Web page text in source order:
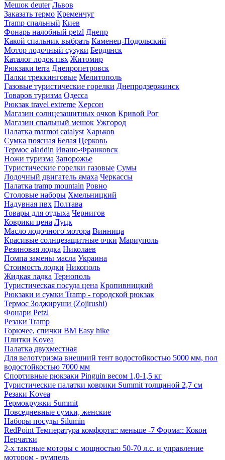
Мешок deuter Львов
Заказать термо Кременчуг
Tramp спальный Киев
Фонарь налобный petzl Днепр
Какой спальник выбрать Каменец-Подольский
Мотор лодочный сузуки Бердянск
Каталог лодок пвх Житомир
Рюкзаки terra Днепропетровск
Палки треккинговые Мелитополь
Газовые туристические горелки Днепродзержинск
Товаров туризма Одесса
Рюкзак travel extreme Херсон
Магазин солнцезащитных очков Кривой Рог
Магазин спальный мешок Ужгород
Палатка marmot catalyst Харьков
Сумка поясная Белая Церковь
Термос aladdin Ивано-Франковск
Ножи туризма Запорожье
Туристические горелки газовые Сумы
Лодочный двигатель ямаха Черкассы
Палатка tramp mountain Ровно
Столовые наборы Хмельницкий
Надувная пвх Полтава
Товары для отдыха Чернигов
Коврики цена Луцк
Масло лодочного мотора Винница
Красивые солнцезащитные очки Мариуполь
Резиновая лодка Николаев
Помпа замены масла Украина
Стоимость лодки Никополь
Жидкая ладка Тернополь
Туристическая посуда цена Кропивницкий
Рюкзаки и сумки Tramp - городской рюкзак
Термос Зоджируши (Zojirushi)
Фонари Petzl
Резаки Tramp
Горючее, спички BM Easy hike
Плитки Kovea
Палатка двухместная
Для велотуризма внешний тент водостойкостью 5000 мм, пол
водостойкостью 7000 мм
Спортивные рюкзаки Pinguin весом 1,0-1,5 кг
Туристические палатки коврики Summit толщиной 2,7 см
Резаки Kovea
Термокружки Summit
Повседневные сумки, женские
Наборы посуды Silumin
RedPoint Температура комфорта:: меньше -7 Форма:: Кокон
Перчатки
2-х тактные моторы c мощностью 50-70 л.с. и управление
мотором - румпель